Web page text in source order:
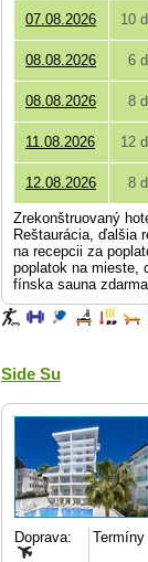
07.08.2026 10
08.08.2026 6
08.08.2026 8
11.08.2026 12
12.08.2026 8
Zrekonštruovaný
Reštaurácia, ďalšia
na recepcii za
poplatok na mieste,
fínska sauna
Side Su
Doprava: